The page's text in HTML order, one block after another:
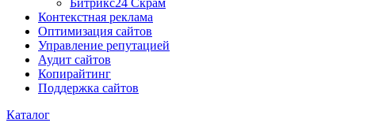
Битрикс24 Скрам
Контекстная реклама
Оптимизация сайтов
Управление репутацией
Аудит сайтов
Копирайтинг
Поддержка сайтов
Каталог